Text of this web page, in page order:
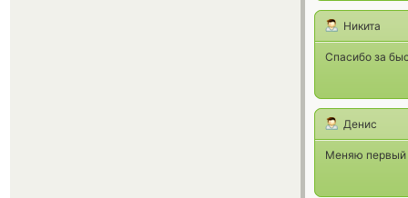
Никита
Спасибо за
Денис
Меняю первый